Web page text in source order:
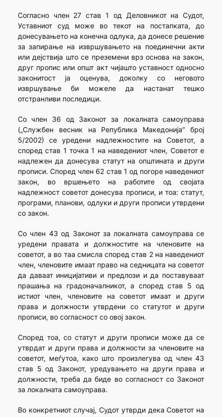
Согласно член 27 став 1 од Деловникот на Судот,
Уставниот суд може во текот на постапката, до
донесувањето на конечна одлука, да донесе решение
за запирање на извршувањето на поединечни акти
или дејствија што се преземени врз основа на закон,
друг пропис или општ акт чијашто уставност односно
законитост ја оценува, доколку со неговото
извршување би можеле да настанат тешко
отстранливи последици.
Со член 36 од Законот за локалната самоуправа
(„Службен весник на Република Македонија” број
5/2002) се уредени надлежностите на Советот, а
според став 1 точка 1 на наведениот член, Советот е
надлежен да донесува статут на општината и други
прописи. Според член 62 став 1 од погоре наведениот
закон, во вршењето на работите од својата
надлежност советот донесува прописи, и тоа: статут,
програми, планови, одлуки и други прописи утврдени
со закон.
Со член 43 од Законот за локалната самоуправа се
уредени правата и должностите на членовите на
советот, а во таа смисла според став 2 на наведениот
член, членовите имаат право на седницата на советот
да даваат иницијативи и предлози и да поставуваат
прашања на градоначалникот, а според став 5 од
истиот член, членовите на советот имаат и други
права и должности утврдени со статутот и други
прописи, во согласност со овој закон.
Според тоа, со статут и други прописи може да се
утврдат и други права и должности за членовите на
советот, меѓутоа, како што произлегува од член 43
став 5 од Законот, уредувањето на други права и
должности, треба да биде во согласност со Законот
за локалната самоуправа.
Во конкретниот случај, Судот утврди дека Советот на